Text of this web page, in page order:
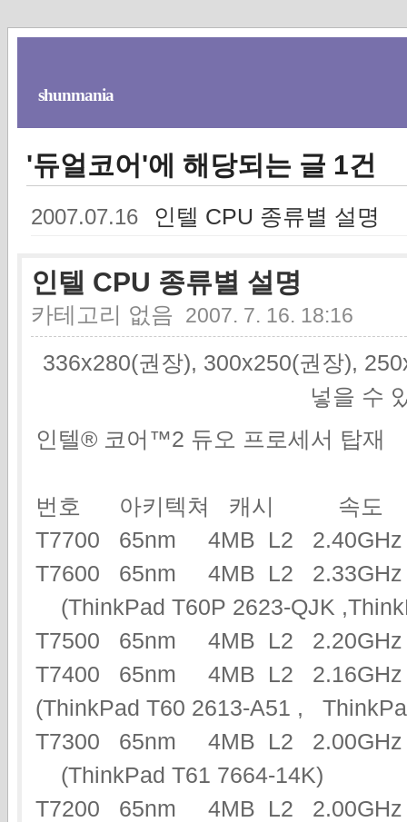
shunmania
'듀얼코어'에 해당되는 글 1건
2007.07.16 인텔 CPU 종류별 설명
인텔 CPU 종류별 설명
카테고리 없음 2007. 7. 16. 18:16
336x280(권장), 300x250(권장),
넣을 수
인텔® 코어™2 듀오 프로세서 탑재
번호 아키텍쳐 캐시 속도
T7700 65nm 4MB L2
T7600 65nm 4MB L2
(ThinkPad T60P 2623-QJK
T7500 65nm 4MB L2
T7400 65nm 4MB L2 2.16GHz
(ThinkPad T60 2613-A51 ,
T7300 65nm 4MB L2 2.00GHz
(ThinkPad T61 7664-14K)
T7200 65nm 4MB L2